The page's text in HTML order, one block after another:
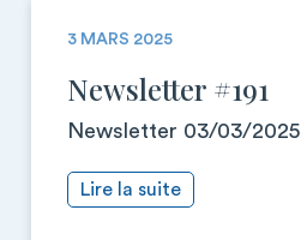
3 MARS 2025
Newsletter #191
Newsletter 03/03/2025
Lire la suite